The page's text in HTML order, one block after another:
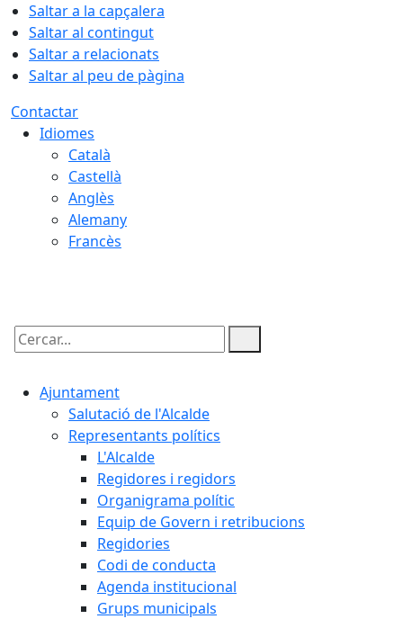
Saltar a la capçalera
Saltar al contingut
Saltar a relacionats
Saltar al peu de pàgina
Contactar
Idiomes
Català
Castellà
Anglès
Alemany
Francès
Cercar:
Ajuntament
Salutació de l'Alcalde
Representants polítics
L'Alcalde
Regidores i regidors
Organigrama polític
Equip de Govern i retribucions
Regidories
Codi de conducta
Agenda institucional
Grups municipals